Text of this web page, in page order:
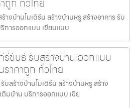
างบ้านโมเดิร์น สร้างบ้านหรู สร้างอาคาร รับ
การออกแบบ เขียนแบบ
รีขันธ์ รับสร้างบ้าน ออกแบบ
ราคาถูก ทั่วไทย
สร้างบ้านโมเดิร์น สร้างบ้านหรู สร้าง
ติมบ้าน บริการออกแบบ เขีย